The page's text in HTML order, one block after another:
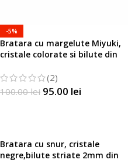
-5%
Bratara cu margelute Miyuki,
cristale colorate si bilute din
(2)
100.00lei 95.00 lei
Bratara cu snur, cristale
negre,bilute striate 2mm din